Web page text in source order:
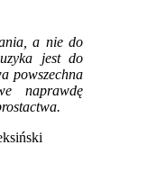
a nie do
jest do
powszechna
naprawdę